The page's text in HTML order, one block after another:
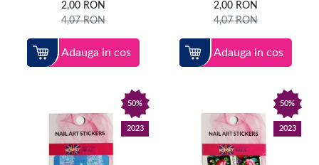
2,00 RON
4,07RON
Adauga in cos
2,00 RON
4,07RON
Adauga in cos
50%
2023
50%
2023